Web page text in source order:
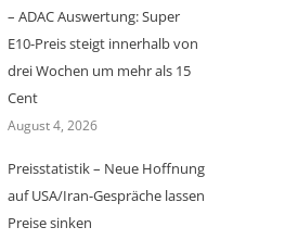
– ADAC Auswertung: Super
E10-Preis steigt innerhalb von
drei Wochen um mehr als 15
Cent
August 4, 2026
Preisstatistik – Neue Hoffnung
auf USA/Iran-Gespräche lassen
Preise sinken